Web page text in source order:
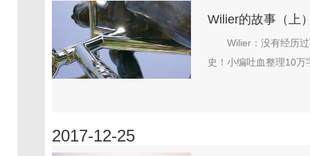
Wilier的故事（上
Wilier：没有经历
史！小编吐血整理10
2017-12-25